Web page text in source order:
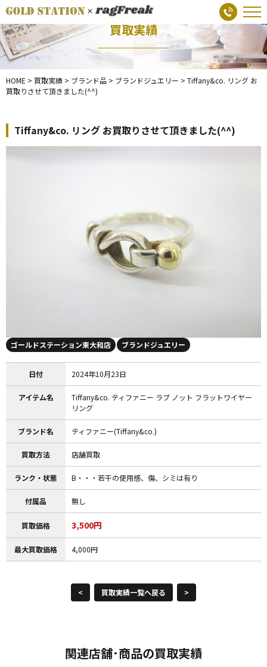
買取実績
HOME > 買取実績 > ブランド品 > ブランドジュエリー > Tiffany&co. リング お
買取りさせて頂きました(^^)
Tiffany&co. リング お買取りさせて頂きました(^^)
ゴールドステーション東大和店 ブランドジュエリー
日付 2024年10月23日
アイテム名
Tiffany&co. ティファニー ラブ ノット フラットワイヤー
リング
ブランド名 ティファニー(Tiffany&co.)
買取方法 店舗買取
ランク・状態 B・・・若干の使用感、傷、シミは有り
付属品 無し
買取価格 3,500円
最大買取価格 4,000円
< 買取実績一覧へ戻る >
関連店舗･商品の買取実績